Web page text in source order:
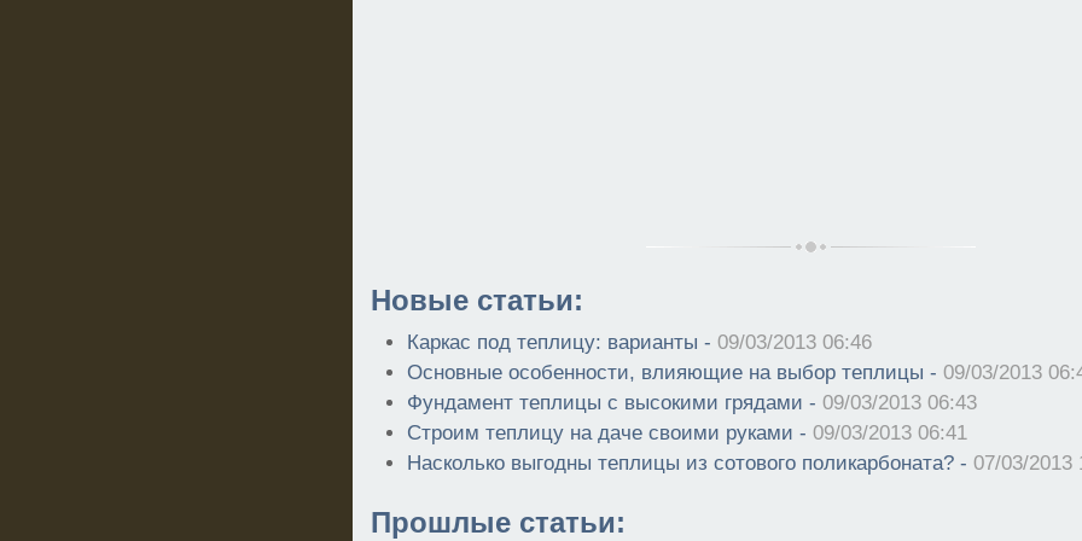
Новые статьи:
Каркас под теплицу: варианты -09/03/2013 06:46
Основные особенности, влияющие на выбор теплицы -09/03/2013
Фундамент теплицы с высокими грядами -09/03/2013 06:43
Строим теплицу на даче своими руками -09/03/2013 06:41
Насколько выгодны теплицы из сотового поликарбоната? -07/03/2013
Прошлые статьи: